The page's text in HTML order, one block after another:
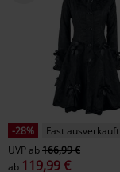
-28%
Fast ausverkauft
UVPab166,99 €
ab 119,99 €